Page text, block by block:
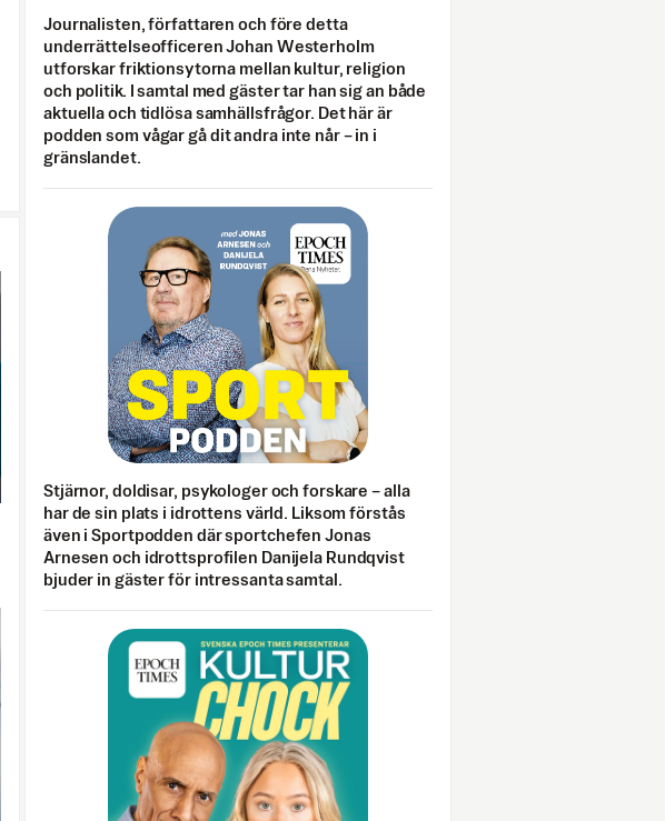
Journalisten, författaren och före detta
underrättelseofficeren Johan Westerholm
utforskar friktionsytorna mellan kultur, religion
och politik. I samtal med gäster tar han sig an både
aktuella och tidlösa samhällsfrågor. Det här är
podden som vågar gå dit andra inte når – in i
gränslandet.
Stjärnor, doldisar, psykologer och forskare – alla
har de sin plats i idrottens värld. Liksom förstås
även i Sportpodden där sportchefen Jonas
Arnesen och idrottsprofilen Danijela Rundqvist
bjuder in gäster för intressanta samtal.